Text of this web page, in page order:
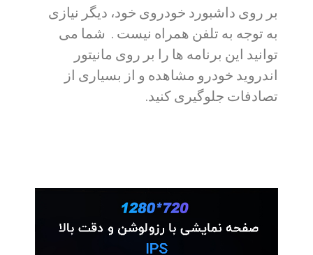
بر روی داشبورد خودروی خود، دیگر نیازی
به توجه به تلفن همراه نیست . شما می
توانید این برنامه ها را بر روی مانیتور
اندروید خودرو مشاهده و از بسیاری از
تصادفات جلوگیری کنید.